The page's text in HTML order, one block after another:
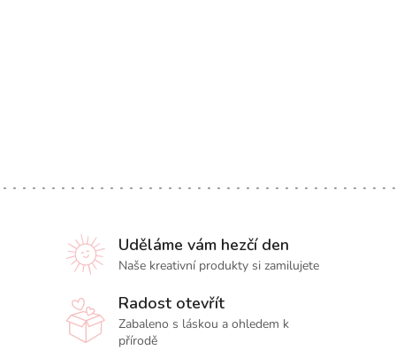
Uděláme vám hezčí den
Naše kreativní produkty si zamilujete
Radost otevřít
Zabaleno s láskou a ohledem k
přírodě